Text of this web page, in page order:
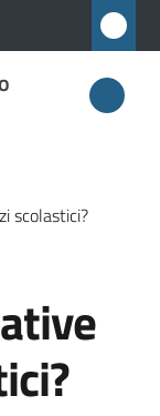
scolastici?